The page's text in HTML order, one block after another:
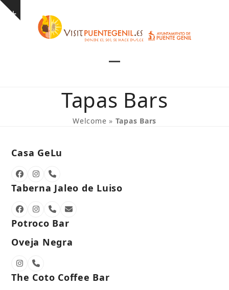
Skip
Show
mobile
menu
mobile
menu
Tapas Bars
Welcome » Tapas Bars
Casa GeLu
Facebook
Instagram
Phone
Number
Taberna Jaleo de Luiso
FacebookInstagram
Phone
Number
Email
Potroco Bar
Oveja Negra
Instagram
Phone
Number
The Coto Coffee Bar